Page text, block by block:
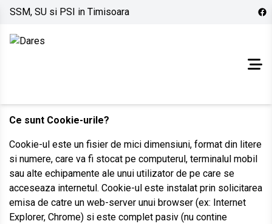
SSM, SU si PSI in Timisoara
Ce sunt Cookie-urile?
Cookie-ul este un fisier de mici dimensiuni, format din litere
si numere, care va fi stocat pe computerul, terminalul mobil
sau alte echipamente ale unui utilizator de pe care se
acceseaza internetul. Cookie-ul este instalat prin solicitarea
emisa de catre un web-server unui browser (ex: Internet
Explorer, Chrome) si este complet pasiv (nu contine